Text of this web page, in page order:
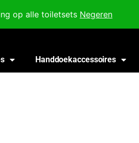
op alle toiletsets Negeren
Handdoekaccessoires